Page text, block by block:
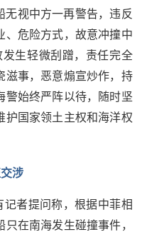
无视中方一再警告，违反
、危险方式，故意冲撞中
发生轻微刮蹭，责任完全
滋事，恶意煽宣炒作，持
警始终严阵以待，随时坚
护国家领土主权和海洋权
涉
者提问称，根据中菲相
在南海发生碰撞事件，